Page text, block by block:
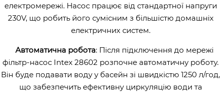
електромережі. Насос працює від стандартної напруги
230V, що робить його сумісним з більшістю домашніх
електричних систем.
Автоматична робота: Після підключення до мережі
фільтр-насос Intex 28602 розпочне автоматичну роботу.
Він буде подавати воду у басейн зі швидкістю 1250 л/год,
що забезпечить ефективну циркуляцію води та